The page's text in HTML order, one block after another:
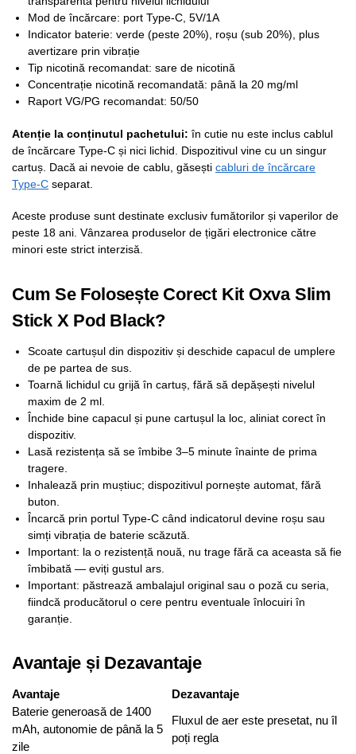
Mod de încărcare: port Type-C, 5V/1A
Indicator baterie: verde (peste 20%), roșu (sub 20%), plus
avertizare prin vibrație
Tip nicotină recomandat: sare de nicotină
Concentrație nicotină recomandată: până la 20 mg/ml
Raport VG/PG recomandat: 50/50
Atenție la conținutul pachetului: în cutie nu este inclus cablul
de încărcare Type-C și nici lichid. Dispozitivul vine cu un singur
cartuș. Dacă ai nevoie de cablu, găsești cabluri de încărcare
Type-C separat.
Aceste produse sunt destinate exclusiv fumătorilor și vaperilor de
peste 18 ani. Vânzarea produselor de țigări electronice către
minori este strict interzisă.
Cum Se Folosește Corect Kit Oxva Slim
Stick X Pod Black?
Scoate cartușul din dispozitiv și deschide capacul de umplere
de pe partea de sus.
Toarnă lichidul cu grijă în cartuș, fără să depășești nivelul
maxim de 2 ml.
Închide bine capacul și pune cartușul la loc, aliniat corect în
dispozitiv.
Lasă rezistența să se îmbibe 3–5 minute înainte de prima
tragere.
Inhalează prin muștiuc; dispozitivul pornește automat, fără
buton.
Încarcă prin portul Type-C când indicatorul devine roșu sau
simți vibrația de baterie scăzută.
Important: la o rezistență nouă, nu trage fără ca aceasta să fie
îmbibată — eviți gustul ars.
Important: păstrează ambalajul original sau o poză cu seria,
fiindcă producătorul o cere pentru eventuale înlocuiri în
garanție.
Avantaje și Dezavantaje
Avantaje
Dezavantaje
Baterie generoasă de 1400
mAh, autonomie de până la 5
zile
Fluxul de aer este presetat, nu îl
poți regla